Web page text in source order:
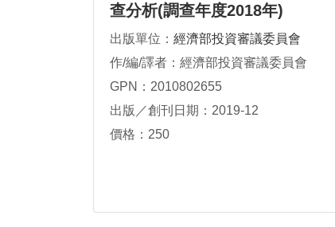
查分析(調查年度2018年)
出版單位： 經濟部投資審議委員會
作/編/譯者：經濟部投資審議委員會
GPN：2010802655
出版／創刊日期：2019-12
價格：250